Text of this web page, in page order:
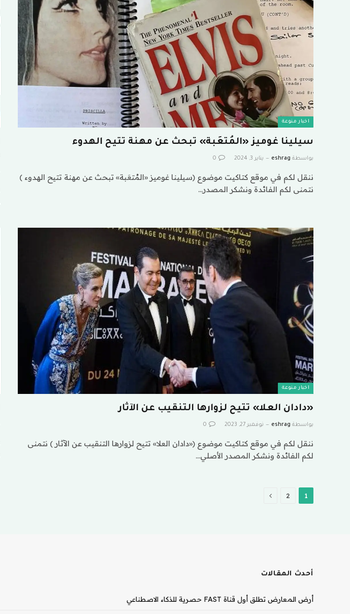
اخبار منوعة
سيلينا غوميز «المُتعَبة» تبحث عن مهنة تتيح الهدوء
بواسطة eshrag يناير 3, 2024 0
ننقل لكم في موقع كتاكيت موضوع (سيلينا غوميز «المُتعَبة» تبحث عن مهنة تتيح الهدوء )
نتمنى لكم الفائدة ونشكر المصدر…
اخبار منوعة
«دادان العلا» تتيح لزوارها التنقيب عن الآثار
بواسطة eshrag نوفمبر 27, 2023 0
ننقل لكم في موقع كتاكيت موضوع («دادان العلا» تتيح لزوارها التنقيب عن الآثار ) نتمنى
لكم الفائدة ونشكر المصدر الأصلي…
1
2 التالي
أحدث المقالات
أرض المعارض تطلق أول قناة FAST حصرية للذكاء الاصطناعي